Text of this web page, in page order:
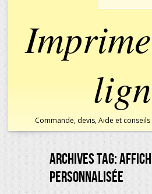
Commande, devis, Aide et
Archives Tag:
Personnalisée